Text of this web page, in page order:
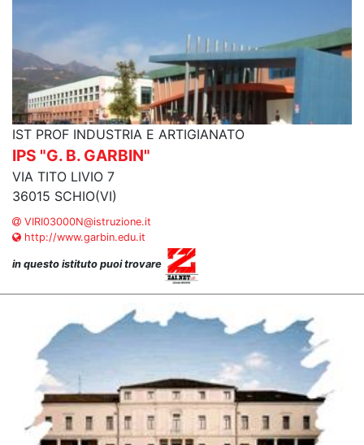
IST PROF INDUSTRIA E ARTIGIANATO
IPS "G. B. GARBIN"
VIA TITO LIVIO 7
36015 SCHIO(VI)
VIRI03000N@istruzione.it
http://www.garbin.edu.it
in questo istituto puoi trovare